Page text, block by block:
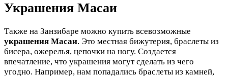
Украшения Масаи
Также на Занзибаре можно купить всевозможные
украшения Масаи. Это местная бижутерия, браслеты из
бисера, ожерелья, цепочки на ногу. Создается
впечатление, что украшения могут сделать из чего
угодно. Например, нам попадались браслеты из камней,